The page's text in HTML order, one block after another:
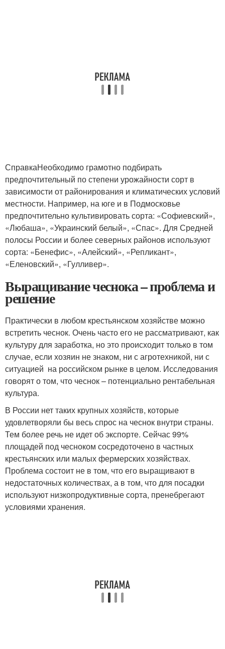
СправкаНеобходимо грамотно подбирать
предпочтительный по степени урожайности сорт в
зависимости от районирования и климатических условий
местности. Например, на юге и в Подмосковье
предпочтительно культивировать сорта: «Софиевский»,
«Любаша», «Украинский белый», «Спас». Для Средней
полосы России и более северных районов используют
сорта: «Бенефис», «Алейский», «Репликант»,
«Еленовский», «Гулливер».
Выращивание чеснока – проблема и
решение
Практически в любом крестьянском хозяйстве можно
встретить чеснок. Очень часто его не рассматривают, как
культуру для заработка, но это происходит только в том
случае, если хозяин не знаком, ни с агротехникой, ни с
ситуацией на российском рынке в целом. Исследования
говорят о том, что чеснок – потенциально рентабельная
культура.
В России нет таких крупных хозяйств, которые
удовлетворяли бы весь спрос на чеснок внутри страны.
Тем более речь не идет об экспорте. Сейчас 99%
площадей под чесноком сосредоточено в частных
крестьянских или малых фермерских хозяйствах.
Проблема состоит не в том, что его выращивают в
недостаточных количествах, а в том, что для посадки
используют низкопродуктивные сорта, пренебрегают
условиями хранения.